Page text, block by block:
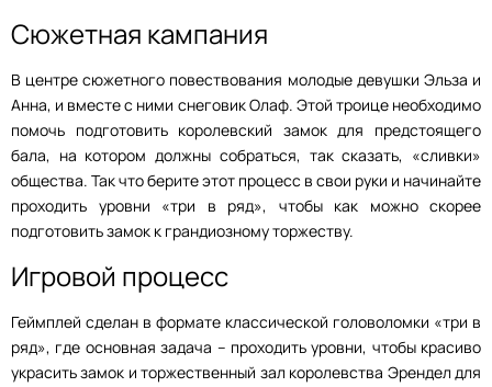
Сюжетная кампания
В центре сюжетного повествования молодые девушки Эльза и
Анна, и вместе с ними снеговик Олаф. Этой троице необходимо
помочь подготовить королевский замок для предстоящего
бала, на котором должны собраться, так сказать, «сливки»
общества. Так что берите этот процесс в свои руки и начинайте
проходить уровни «три в ряд», чтобы как можно скорее
подготовить замок к грандиозному торжеству.
Игровой процесс
Геймплей сделан в формате классической головоломки «три в
ряд», где основная задача – проходить уровни, чтобы красиво
украсить замок и торжественный зал королевства Эрендел для